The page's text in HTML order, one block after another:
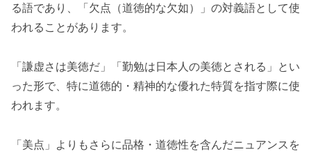
る語であり、「欠点（道徳的な欠如）」の対義語として使
われることがあります。
「謙虚さは美徳だ」「勤勉は日本人の美徳とされる」とい
った形で、特に道徳的・精神的な優れた特質を指す際に使
われます。
「美点」よりもさらに品格・道徳性を含んだニュアンスを